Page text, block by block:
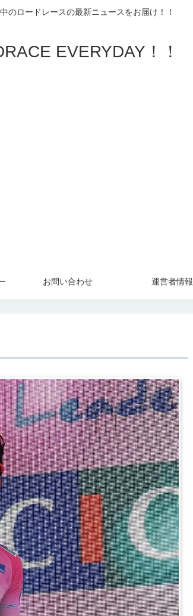
のロードレースの最新ニュースをお届け！！
EVERYDAY！！
お問い合わせ 運営者情報